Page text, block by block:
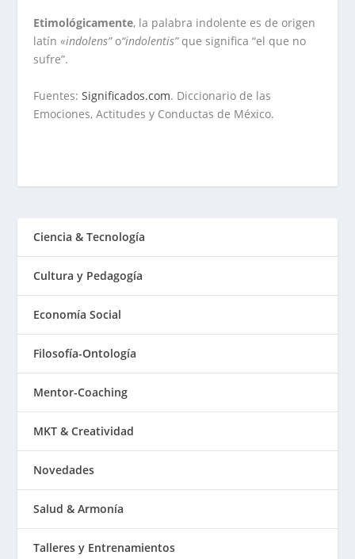
Etimológicamente, la palabra indolente es de origen
latín«indolens”o“indolentis”que significa “el que no
sufre”.
Fuentes:Significados.com. Diccionario de las
Emociones, Actitudes y Conductas de México.
Ciencia & Tecnología
Cultura y Pedagogía
Economía Social
Filosofía-Ontología
Mentor-Coaching
MKT & Creatividad
Novedades
Salud & Armonía
Talleres y Entrenamientos